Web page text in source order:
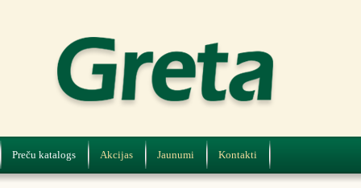
Preču katalogs Akcijas Jaunumi Kontakti